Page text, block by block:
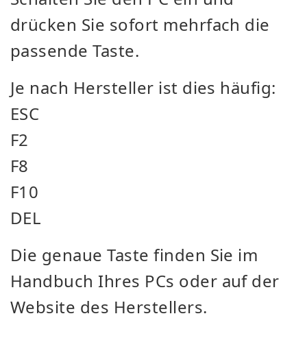
drücken Sie sofort mehrfach die
passende Taste.
Je nach Hersteller ist dies häufig:
ESC
F2
F8
F10
DEL
Die genaue Taste finden Sie im
Handbuch Ihres PCs oder auf der
Website des Herstellers.